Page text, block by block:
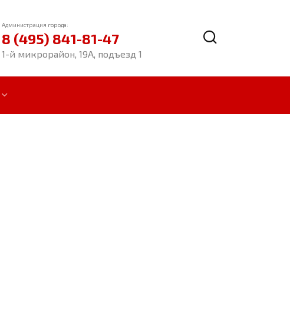
Администрация города:
8 (495) 841-81-47
1-й микрорайон, 19А, подъезд 1